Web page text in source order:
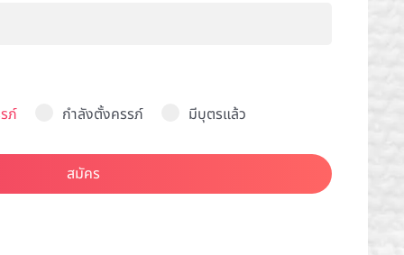
ภ์ กำลังตั้งครรภ์ มีบุตรแล้ว
สมัคร